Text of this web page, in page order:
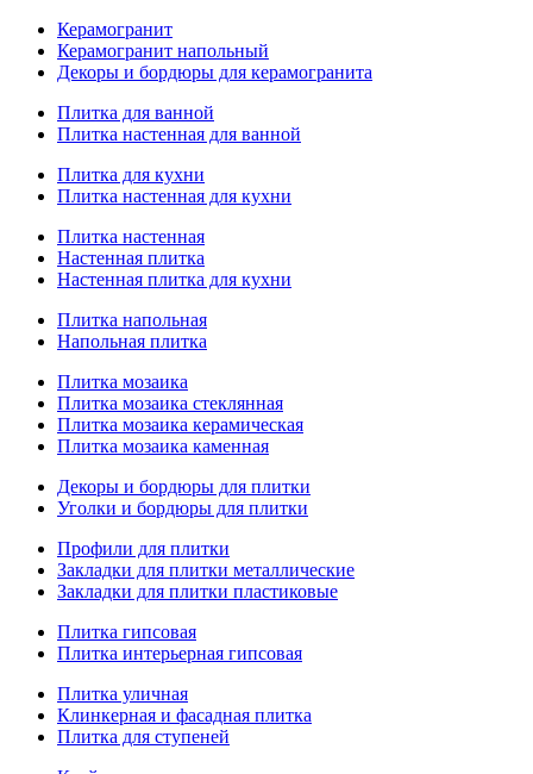
Керамогранит
Керамогранит напольный
Декоры и бордюры для керамогранита
Плитка для ванной
Плитка настенная для ванной
Плитка для кухни
Плитка настенная для кухни
Плитка настенная
Настенная плитка
Настенная плитка для кухни
Плитка напольная
Напольная плитка
Плитка мозаика
Плитка мозаика стеклянная
Плитка мозаика керамическая
Плитка мозаика каменная
Декоры и бордюры для плитки
Уголки и бордюры для плитки
Профили для плитки
Закладки для плитки металлические
Закладки для плитки пластиковые
Плитка гипсовая
Плитка интерьерная гипсовая
Плитка уличная
Клинкерная и фасадная плитка
Плитка для ступеней